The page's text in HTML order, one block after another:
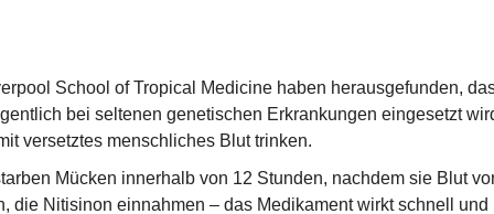
School of Tropical Medicine haben herausgefunden,
bei seltenen genetischen Erkrankungen eingesetzt
versetztes menschliches Blut trinken.
Mücken innerhalb von 12 Stunden, nachdem sie Blut
die Nitisinon einnahmen – das Medikament wirkt schnell